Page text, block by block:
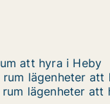
att hyra i Heby
rum lägenheter att
rum lägenheter att